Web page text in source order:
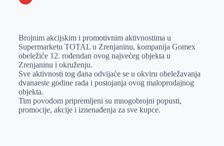
e
r
I
n
s
A
p
p
a
i
l
Brojnim akcijskim i promotivnim aktivnostima u
Supermarketu TOTAL u Zrenjaninu, kompanija Gomex
obeležiće 12. rođendan ovog najvećeg objekta u
Zrenjaninu i okruženju.
Sve aktivnosti tog dana odvijaće se u okviru obeležavanja
dvanaeste godine rada i postojanja ovog maloprodajnog
objekta.
Tim povodom pripremljeni su mnogobrojni popusti,
promocije, akcije i iznenađenja za sve kupce.